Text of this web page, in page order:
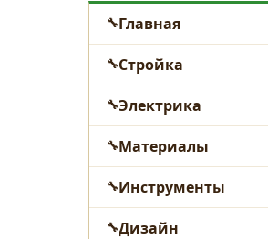
Главная
Стройка
Электрика
Материалы
Инструменты
Дизайн